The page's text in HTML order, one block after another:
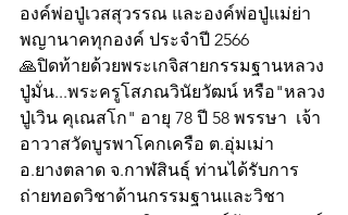
องค์พ่อปู่เวสสุวรรณ และองค์พ่อปู่แม่ย่า
พญานาคทุกองค์ ประจำปี 2566
🙏ปิดท้ายด้วยพระเกจิสายกรรมฐานหลวง
ปู่มั่น...พระครูโสภณวินัยวัฒน์ หรือ"หลวง
ปู่เวิน คุเณสโก" อายุ 78 ปี 58 พรรษา  เจ้า
อาวาสวัดบูรพาโคกเครือ ต.อุ่มเม่า
อ.ยางตลาด จ.กาฬสินธุ์ ท่านได้รับการ
ถ่ายทอดวิชาด้านกรรมฐานและวิชา